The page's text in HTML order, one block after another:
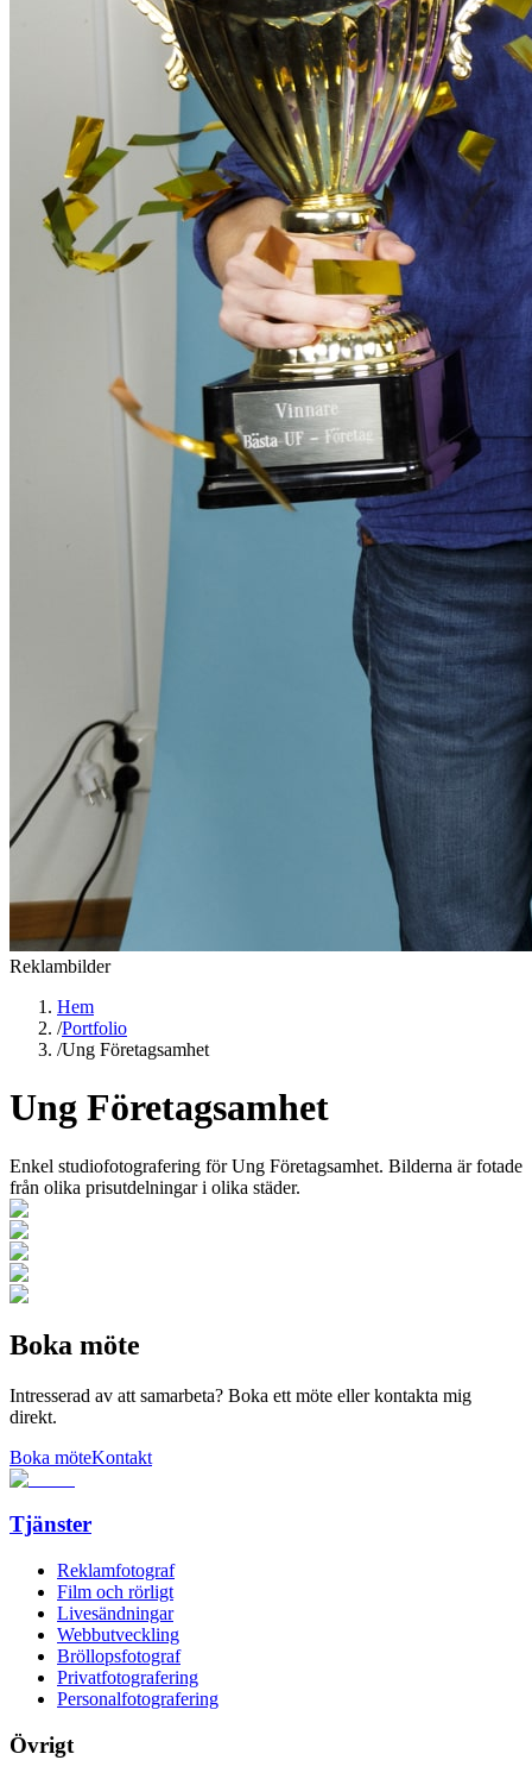
Reklambilder
Hem
/Portfolio
/Ung Företagsamhet
Ung Företagsamhet
Enkel studiofotografering för Ung Företagsamhet. Bilderna är fotade
från olika prisutdelningar i olika städer.
Boka möte
Intresserad av att samarbeta? Boka ett möte eller kontakta mig
direkt.
Boka möteKontakt
Tjänster
Reklamfotograf
Film och rörligt
Livesändningar
Webbutveckling
Bröllopsfotograf
Privatfotografering
Personalfotografering
Övrigt